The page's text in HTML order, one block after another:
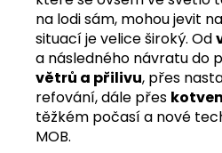
na lodi sám, mohou jevit
situací je velice široký. Od
a následného návratu do
větrů a přilivu, přes
refování, dále přes
těžkém počasí a nové
MOB.